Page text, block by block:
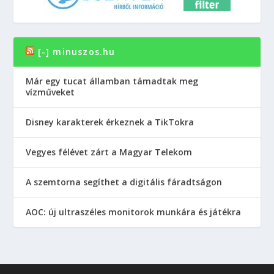
[-] minuszos.hu
Már egy tucat államban támadtak meg
vízműveket
Disney karakterek érkeznek a TikTokra
Vegyes félévet zárt a Magyar Telekom
A szemtorna segíthet a digitális fáradtságon
AOC: új ultraszéles monitorok munkára és játékra